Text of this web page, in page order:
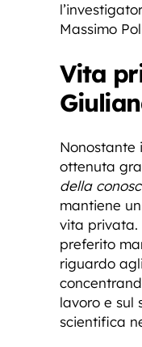
Massimo
Vita
Nonostante
ottenuta
della
mantiene
vita privata.
preferito
riguardo
lavoro e sul
scientifica